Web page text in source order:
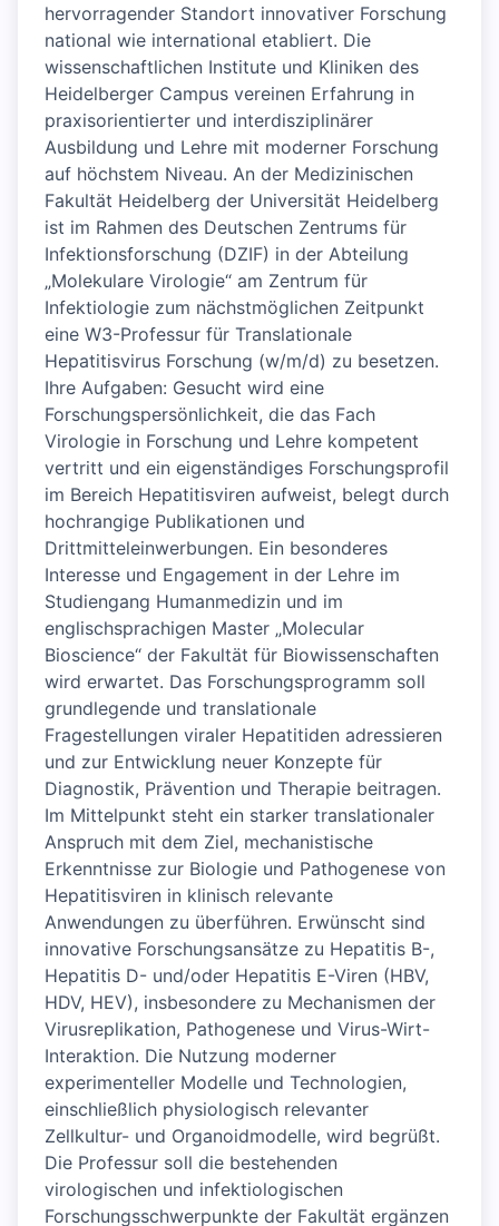
hervorragender Standort innovativer Forschung
national wie international etabliert. Die
wissenschaftlichen Institute und Kliniken des
Heidelberger Campus vereinen Erfahrung in
praxisorientierter und interdisziplinärer
Ausbildung und Lehre mit moderner Forschung
auf höchstem Niveau. An der Medizinischen
Fakultät Heidelberg der Universität Heidelberg
ist im Rahmen des Deutschen Zentrums für
Infektionsforschung (DZIF) in der Abteilung
„Molekulare Virologie“ am Zentrum für
Infektiologie zum nächstmöglichen Zeitpunkt
eine W3-Professur für Translationale
Hepatitisvirus Forschung (w/m/d) zu besetzen.
Ihre Aufgaben: Gesucht wird eine
Forschungspersönlichkeit, die das Fach
Virologie in Forschung und Lehre kompetent
vertritt und ein eigenständiges Forschungsprofil
im Bereich Hepatitisviren aufweist, belegt durch
hochrangige Publikationen und
Drittmitteleinwerbungen. Ein besonderes
Interesse und Engagement in der Lehre im
Studiengang Humanmedizin und im
englischsprachigen Master „Molecular
Bioscience“ der Fakultät für Biowissenschaften
wird erwartet. Das Forschungsprogramm soll
grundlegende und translationale
Fragestellungen viraler Hepatitiden adressieren
und zur Entwicklung neuer Konzepte für
Diagnostik, Prävention und Therapie beitragen.
Im Mittelpunkt steht ein starker translationaler
Anspruch mit dem Ziel, mechanistische
Erkenntnisse zur Biologie und Pathogenese von
Hepatitisviren in klinisch relevante
Anwendungen zu überführen. Erwünscht sind
innovative Forschungsansätze zu Hepatitis B-,
Hepatitis D- und/oder Hepatitis E-Viren (HBV,
HDV, HEV), insbesondere zu Mechanismen der
Virusreplikation, Pathogenese und Virus-Wirt-
Interaktion. Die Nutzung moderner
experimenteller Modelle und Technologien,
einschließlich physiologisch relevanter
Zellkultur- und Organoidmodelle, wird begrüßt.
Die Professur soll die bestehenden
virologischen und infektiologischen
Forschungsschwerpunkte der Fakultät ergänzen